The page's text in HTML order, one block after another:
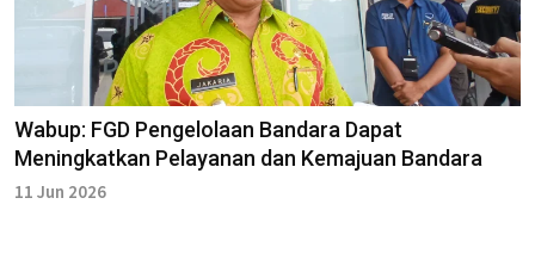
Wabup: FGD Pengelolaan Bandara Dapat
Meningkatkan Pelayanan dan Kemajuan Bandara
11 Jun 2026